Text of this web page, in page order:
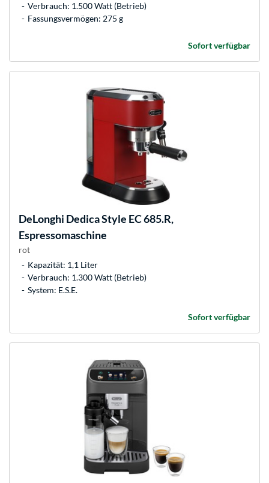
Verbrauch: 1.500 Watt (Betrieb)
Fassungsvermögen: 275 g
Sofort verfügbar
DeLonghi Dedica Style EC 685.R,
Espressomaschine
rot
Kapazität: 1,1 Liter
Verbrauch: 1.300 Watt (Betrieb)
System: E.S.E.
Sofort verfügbar